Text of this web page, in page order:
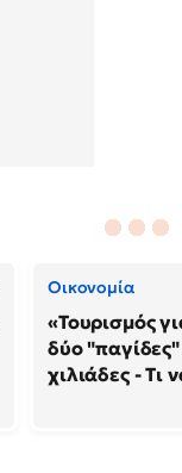
Οικονομία
«Τουρισμός
δύο
χιλιάδες - Τι